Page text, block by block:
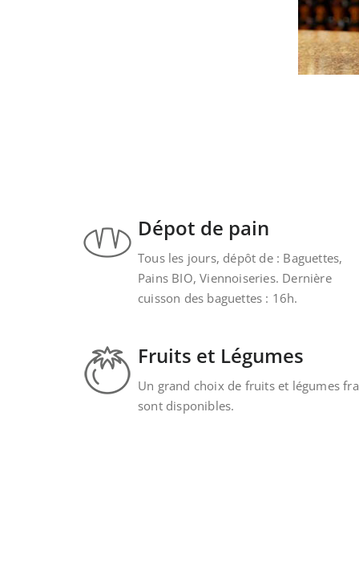
Dépot de pain
Tous les jours, dépôt de : Baguettes,
Pains BIO, Viennoiseries. Dernière
cuisson des baguettes : 16h.
Fruits et Légumes
Un grand choix de fruits et légumes
sont disponibles.